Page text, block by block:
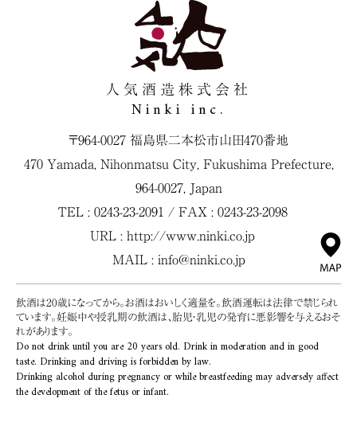
人気酒造株式会社
Ninki inc.
〒964-0027 福島県二本松市山田470番地
470 Yamada, Nihonmatsu City, Fukushima Prefecture,
964-0027, Japan
TEL : 0243-23-2091 / FAX : 0243-23-2098
URL : http://www.ninki.co.jp
MAIL : info@ninki.co.jp
飲酒は20歳になってから。お酒はおいしく適量を。飲酒運転は法律で禁じられ
ています。妊娠中や授乳期の飲酒は、胎児・乳児の発育に悪影響を与えるおそ
れがあります。
Do not drink until you are 20 years old. Drink in moderation and in good
taste. Drinking and driving is forbidden by law.
Drinking alcohol during pregnancy or while breastfeeding may adversely affect
the development of the fetus or infant.